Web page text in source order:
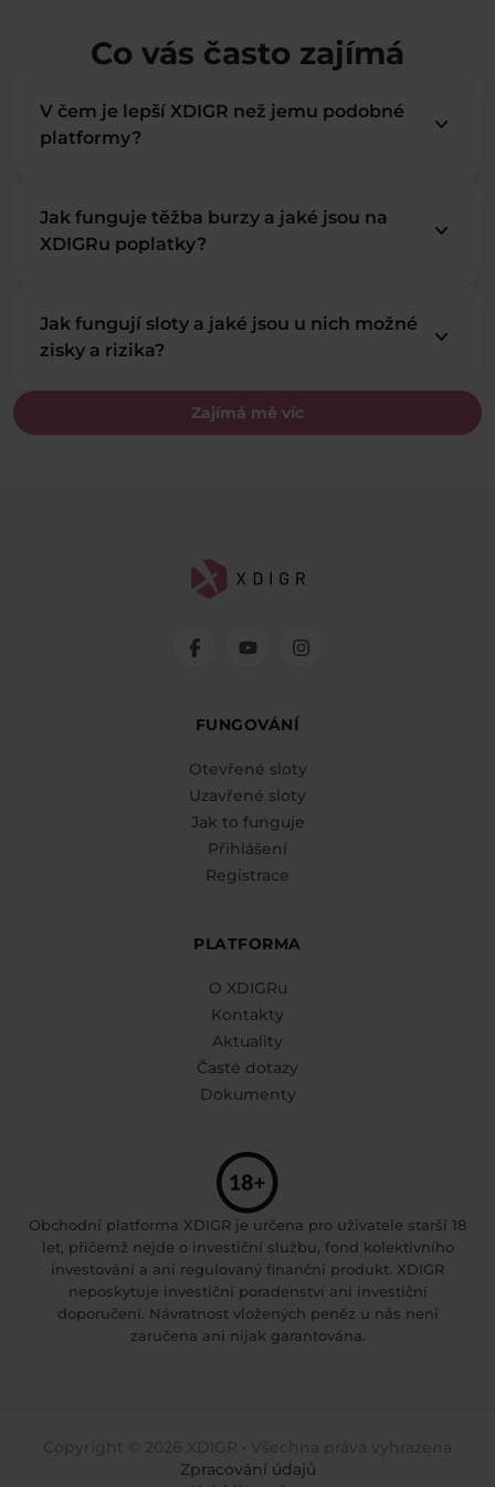
Co vás často zajímá
Zajímá mě víc
V čem je lepší XDIGR než jemu podobné
platformy?
keyboard_arrow_down
Jak funguje těžba burzy a jaké jsou na
XDIGRu poplatky?
keyboard_arrow_down
Jak fungují sloty a jaké jsou u nich možné
zisky a rizika?
keyboard_arrow_down
FUNGOVÁNÍ
Otevřené sloty
Uzavřené sloty
Jak to funguje
Přihlášení
Registrace
PLATFORMA
O XDIGRu
Kontakty
Aktuality
Časté dotazy
Dokumenty
Obchodní platforma XDIGR je určena pro uživatele starší 18
let, přičemž nejde o investiční službu, fond kolektivního
investování a ani regulovaný finanční produkt. XDIGR
neposkytuje investiční poradenství ani investiční
doporučení. Návratnost vložených peněz u nás není
zaručena ani nijak garantována.
Zpracování údajů